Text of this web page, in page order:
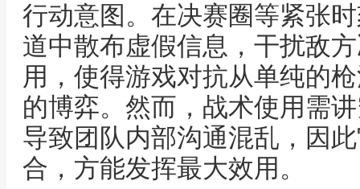
行动意图。在决赛圈等紧张
道中散布虚假信息，干扰敌
用，使得游戏对抗从单纯的
的博弈。然而，战术使用需
导致团队内部沟通混乱，因
合，方能发挥最大效用。